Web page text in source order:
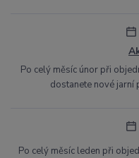
Po celý měsíc únor při
dostanete nové
Po celý měsíc leden při